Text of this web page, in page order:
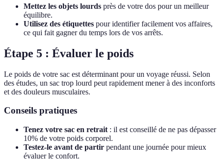
Mettez les objets lourds près de votre dos pour un meilleur
équilibre.
Utilisez des étiquettes pour identifier facilement vos affaires,
ce qui fait gagner du temps lors de vos arrêts.
Étape 5 : Évaluer le poids
Le poids de votre sac est déterminant pour un voyage réussi. Selon
des études, un sac trop lourd peut rapidement mener à des inconforts
et des douleurs musculaires.
Conseils pratiques
Tenez votre sac en retrait : il est conseillé de ne pas dépasser
10% de votre poids corporel.
Testez-le avant de partir pendant une journée pour mieux
évaluer le confort.